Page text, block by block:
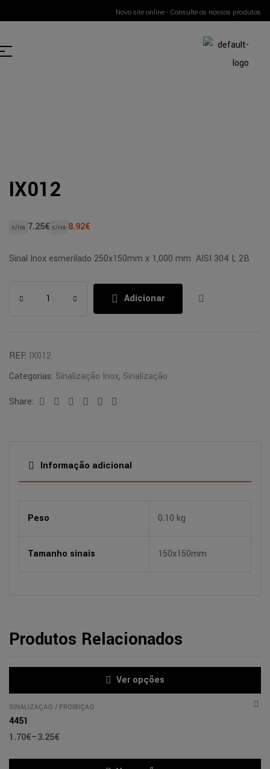
Novo site online - Consulte os nossos produtos
IX012
7.25€
s/iva 8.92€
c/iva
Sinal Inox esmerilado 250x150mm x 1,000 mm AISI 304 L 2B
Adicionar
REF: IX012
Categorias: Sinalização Inox, Sinalização
Share:
Facebook
TwitterLinkedinGoogle+Pinterest
Informação adicional
Peso 0.10 kg
Tamanho sinais 150x150mm
Produtos Relacionados
Ver opções
SINALIZAÇÃO / PROÍBIÇÃO
4451
1.70€–3.25€